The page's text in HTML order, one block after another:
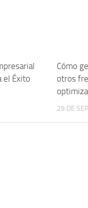
el Éxito
Cómo
otros
29 DE